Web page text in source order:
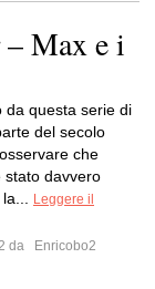
Max e i
da questa serie di
del secolo
che
stato davvero
Leggere il
da
Enricobo2